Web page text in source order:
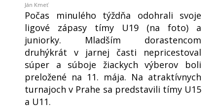
Ján Kmeť
Počas minulého týždňa odohrali svoje
ligové zápasy tímy U19 (na foto) a
juniorky. Mladším dorastencom
druhýkrát v jarnej časti nepricestoval
súper a súboje žiackych výberov boli
preložené na 11. mája. Na atraktívnych
turnajoch v Prahe sa predstavili tímy U15
a U11.